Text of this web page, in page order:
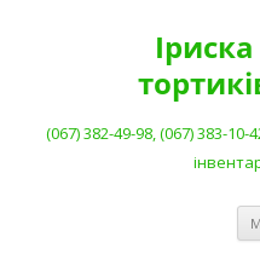
(067) 382-49-98, (067) 383-